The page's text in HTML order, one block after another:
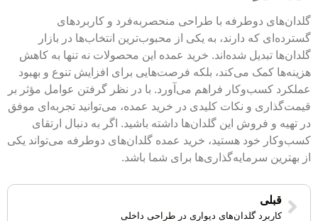
گلدان‌های دوطرفه با طراحی منحصربه‌فرد و کاربردهای
گسترده‌ای که دارند، به یکی از محبوب‌ترین انتخاب‌ها در بازار
گلدان‌ها تبدیل شده‌اند. خرید عمده این محصولات نه تنها به کاهش
هزینه‌ها کمک می‌کند، بلکه فرصت‌هایی برای افزایش تنوع و بهبود
عملکرد کسب‌وکار فراهم می‌آورد. با در نظر گرفتن عوامل مؤثر بر
قیمت‌گذاری و نکات کلیدی در خرید عمده، می‌توانید تجربه‌ای موفق
در تهیه و فروش این گلدان‌ها داشته باشید. اگر به دنبال ارتقای
کسب‌وکار خود هستید، خرید عمده گلدان‌های دوطرفه می‌تواند یکی
از بهترین سرمایه‌گذاری‌ها برای شما باشد.
قبلی
کاربرد گلدان‌های دیواری در طراحی داخلی